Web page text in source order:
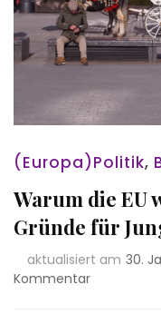
(Europa)Politik,
Warum die EU
Gründe für
aktualisiert am 30.
Kommentarzu